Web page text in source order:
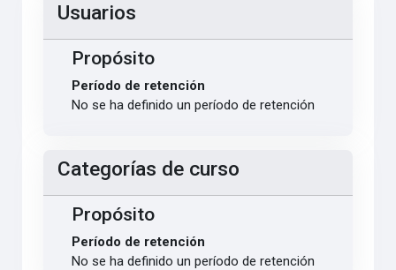
Usuarios
Propósito
Período de retención
No se ha definido un período de retención
Categorías de curso
Propósito
Período de retención
No se ha definido un período de retención